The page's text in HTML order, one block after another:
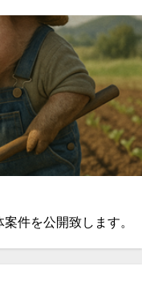
件を公開致します。